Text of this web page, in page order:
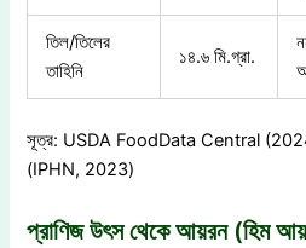
তিল/তিলের
তাহিনি
১৪.৬ মি.গ্রা.
সূত্র: USDA FoodData Central (2024),
(IPHN, 2023)
প্রাণিজ উৎস থেকে আয়রন (হিম